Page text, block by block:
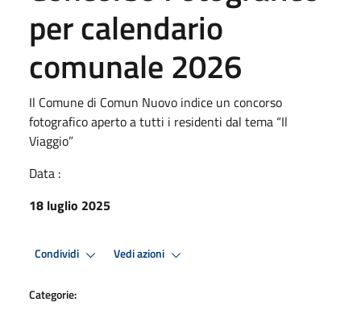
per calendario
comunale 2026
Il Comune di Comun Nuovo indice un concorso
fotografico aperto a tutti i residenti dal tema “Il
Viaggio”
Data :
18 luglio 2025
Condividi Vedi azioni
Categorie: